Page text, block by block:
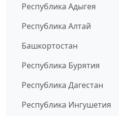
Республика Адыгея
Республика Алтай
Башкортостан
Республика Бурятия
Республика Дагестан
Республика Ингушетия